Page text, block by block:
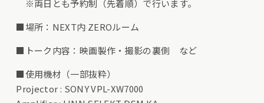
※両日とも予約制（先着順）で行います。
■場所：NEXT内 ZEROルーム
■トーク内容：映画製作・撮影の裏側 など
■使用機材（一部抜粋）
Projector : SONY VPL-XW7000